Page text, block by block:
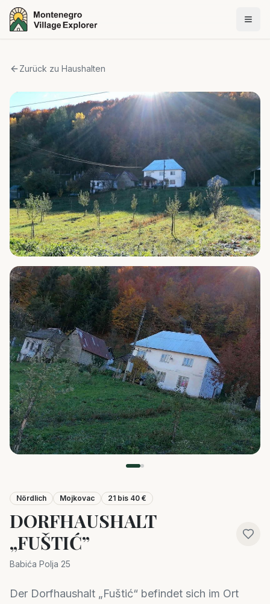
Zurück zu Haushalten
Nördlich Mojkovac 21 bis 40 €
DORFHAUSHALT
„FUŠTIĆ”
Babića Polja 25
Der Dorfhaushalt „Fuštić“ befindet sich im Ort